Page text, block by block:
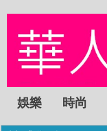
娛樂 時尚